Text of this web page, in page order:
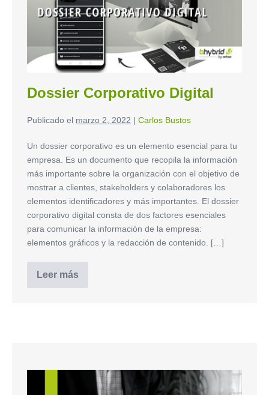
Dossier Corporativo Digital
Publicado el marzo 2, 2022 | Carlos Bustos
Un dossier corporativo es un elemento esencial para tu
empresa. Es un documento que recopila la información
más importante sobre la organización con el objetivo de
mostrar a clientes, stakeholders y colaboradores los
elementos identificadores y más importantes. El dossier
corporativo digital consta de dos factores esenciales
para comunicar la información de la empresa:
elementos gráficos y la redacción de contenido. […]
Leer más